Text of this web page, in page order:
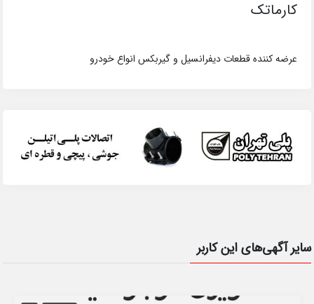
کارماتک
عرضه کننده قطعات دیفرانسیل و گیربکس انواع خودرو
سایر آگهی‌های این کاربر